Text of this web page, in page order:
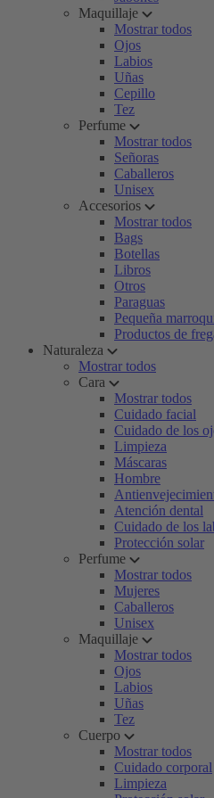
Maquillaje
Mostrar todos
Ojos
Labios
Uñas
Cepillo
Tez
Perfume
Mostrar todos
Señoras
Caballeros
Unisex
Accesorios
Mostrar todos
Bags
Botellas
Libros
Otros
Paraguas
Pequeña
Productos de
Naturaleza
Mostrar todos
Cara
Mostrar todos
Cuidado facial
Cuidado de los
Limpieza
Máscaras
Hombre
Atención dental
Cuidado de los
Protección solar
Perfume
Mostrar todos
Mujeres
Caballeros
Unisex
Maquillaje
Mostrar todos
Ojos
Labios
Uñas
Tez
Cuerpo
Mostrar todos
Cuidado corporal
Limpieza